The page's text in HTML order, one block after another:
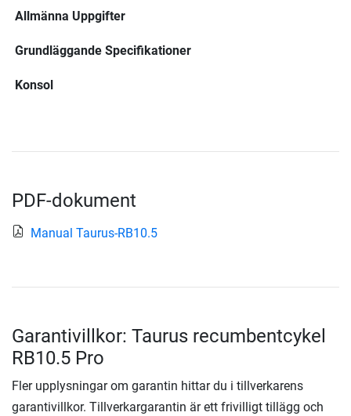
Allmänna Uppgifter
Grundläggande Specifikationer
Konsol
PDF-dokument
Manual Taurus-RB10.5
Garantivillkor: Taurus recumbentcykel
RB10.5 Pro
Fler upplysningar om garantin hittar du i tillverkarens
garantivillkor. Tillverkargarantin är ett frivilligt tillägg och